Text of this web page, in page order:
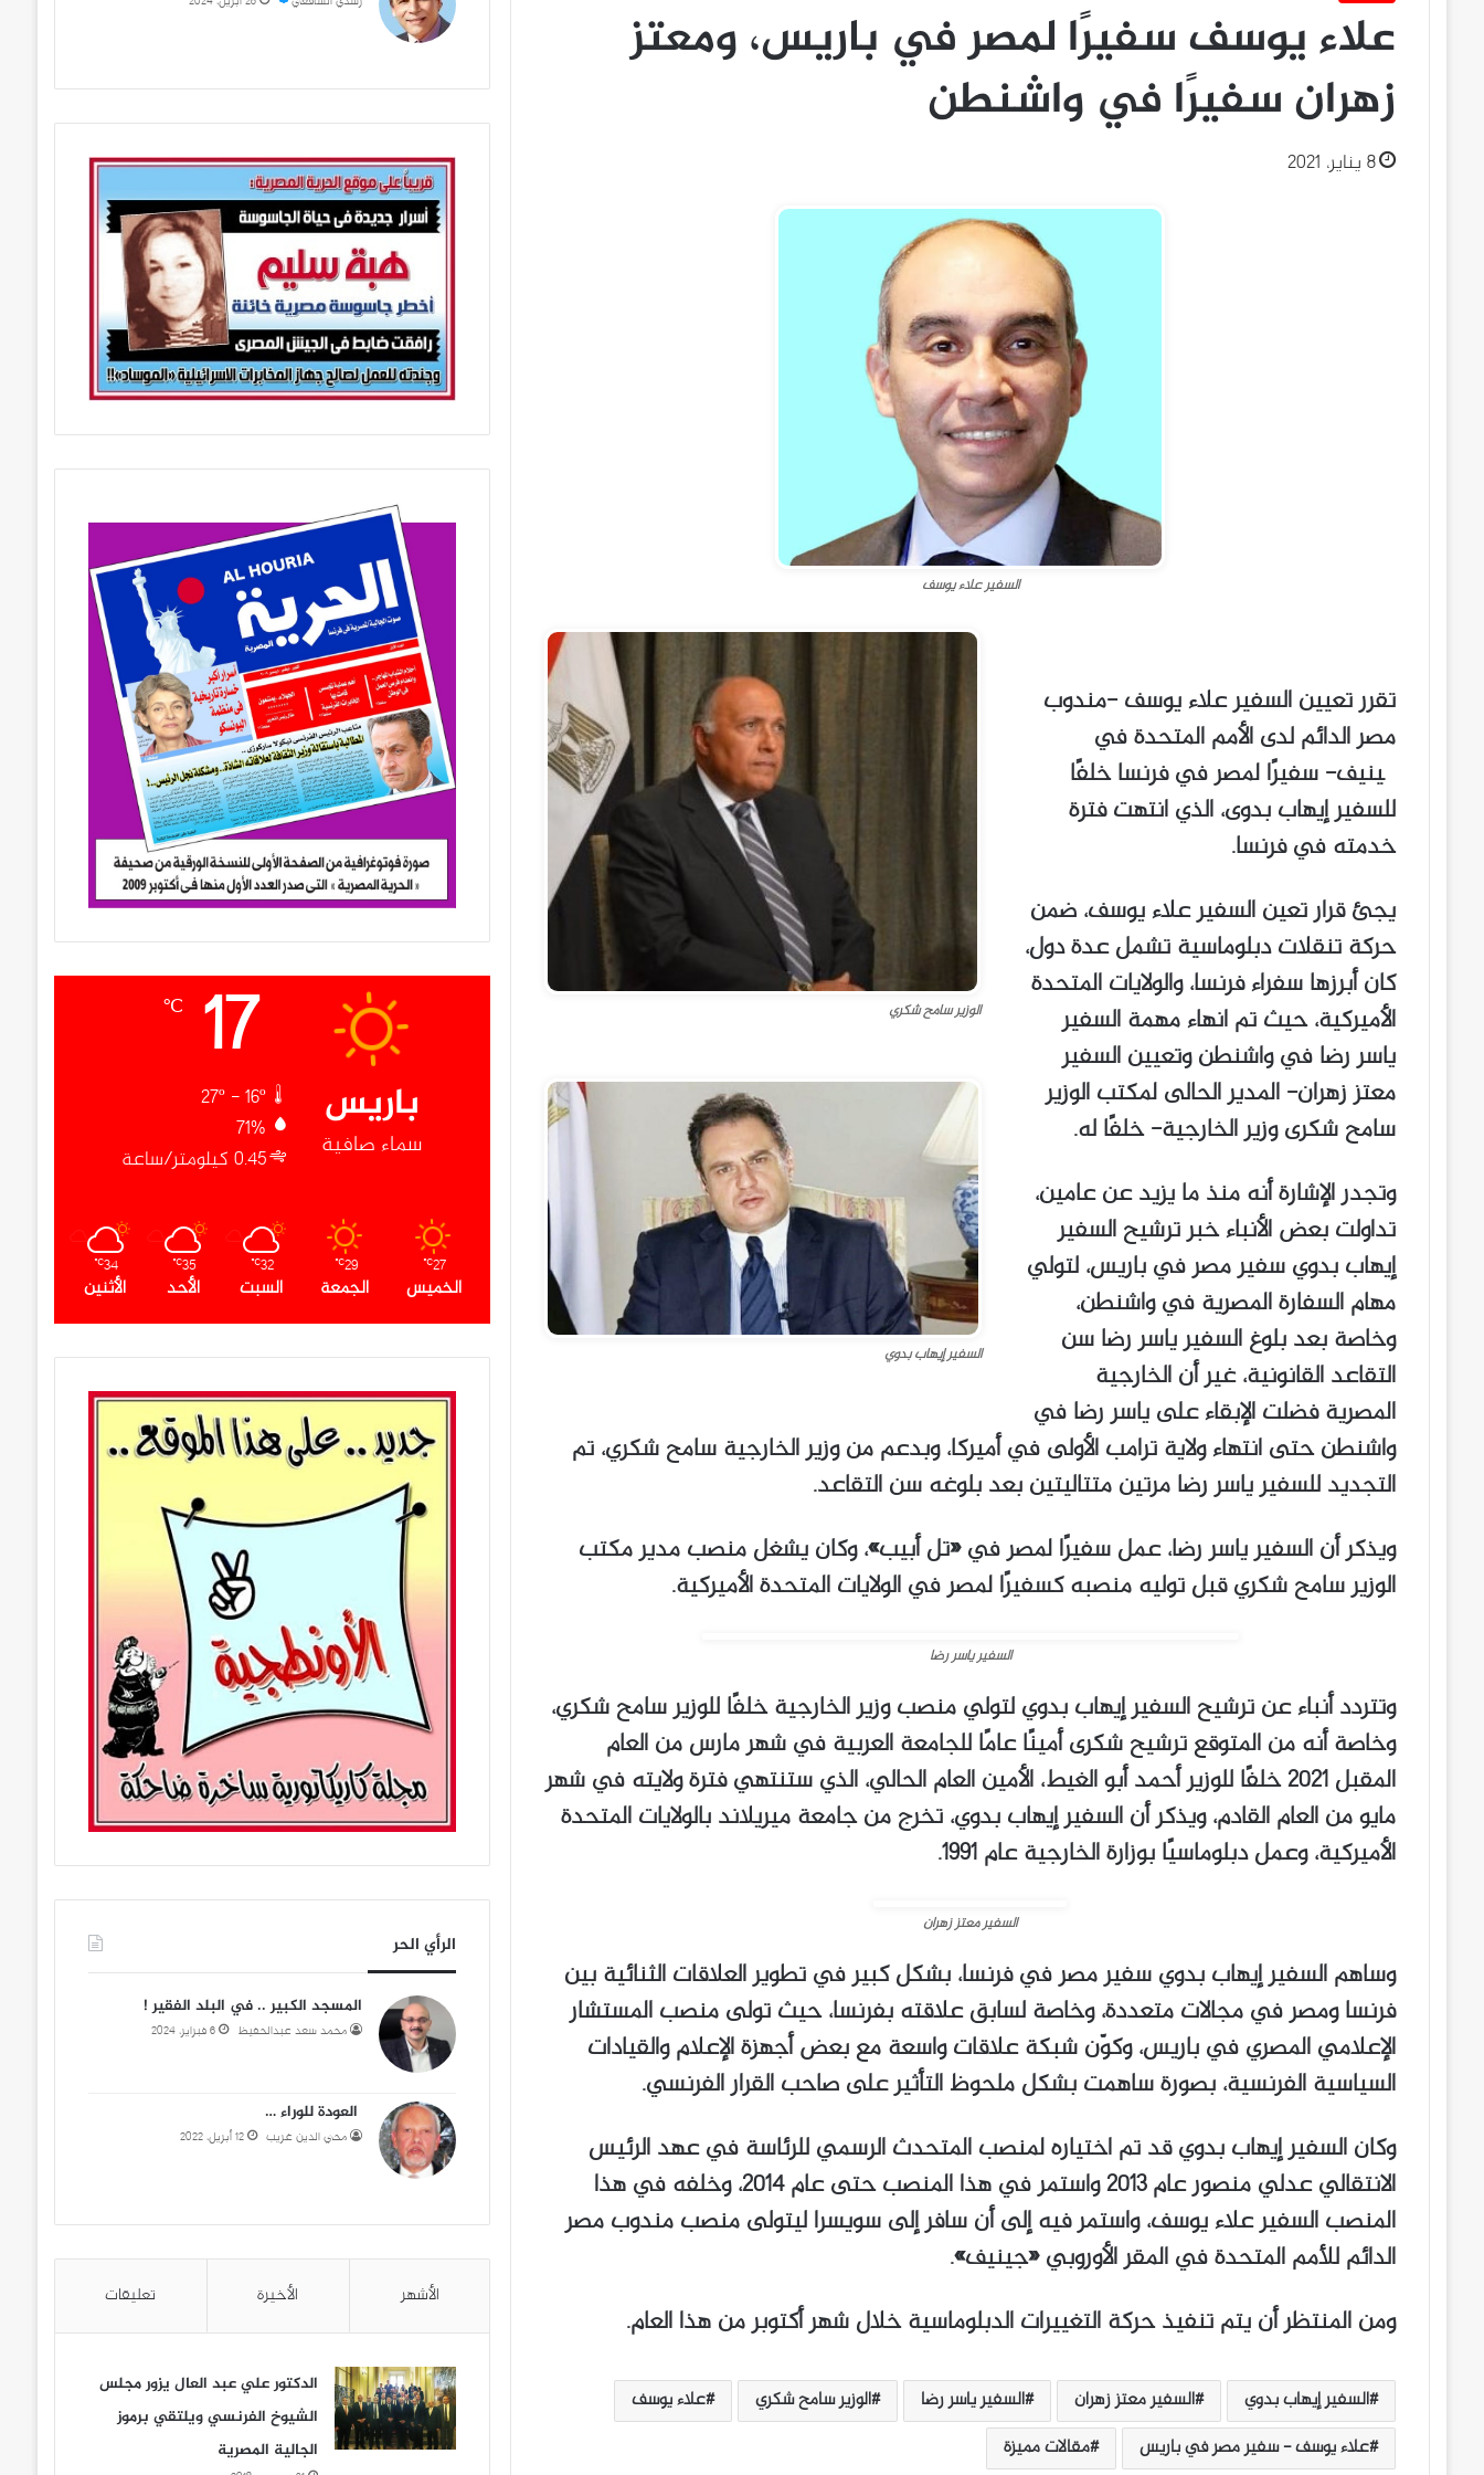
علاء يوسف سفيرًا لمصر في باريس، ومعتز
زهران سفيرًا في واشنطن
8 يناير، 2021
السفير علاء يوسف
الوزير سامح شكري
السفير إيهاب بدوي
تقرر تعيين السفير علاء يوسف -مندوب
مصر الدائم لدى الأمم المتحدة في
چينيف- سفيرًا لمصر في فرنسا خلفًا
للسفير إيهاب بدوى، الذي انتهت فترة
خدمته في فرنسا.
يجئ قرار تعين السفير علاء يوسف، ضمن
حركة تنقلات دبلوماسية تشمل عدة دول،
كان أبرزها سفراء فرنسا، والولايات المتحدة
الأميركية، حيث تم انهاء مهمة السفير
ياسر رضا في واشنطن وتعيين السفير
معتز زهران- المدير الحالى لمكتب الوزير
سامح شكرى وزير الخارجية- خلفًا له.
وتجدر الإشارة أنه منذ ما يزيد عن عامين،
تداولت بعض الأنباء خبر ترشيح السفير
إيهاب بدوي سفير مصر في باريس، لتولي
مهام السفارة المصرية في واشنطن،
وخاصة بعد بلوغ السفير ياسر رضا سن
التقاعد القانونية، غير أن الخارجية
المصرية فضلت الإبقاء على ياسر رضا في
واشنطن حتى انتهاء ولاية ترامب الأولى في أميركا، وبدعم من وزير الخارجية سامح شكري، تم
التجديد للسفير ياسر رضا مرتين متتاليتين بعد بلوغه سن التقاعد.
ويذكر أن السفير ياسر رضا، عمل سفيرًا لمصر في «تل أبيب»، وكان يشغل منصب مدير مكتب
الوزير سامح شكري قبل توليه منصبه كسفيرًا لمصر في الولايات المتحدة الأميركية.
السفير ياسر رضا
وتتردد أنباء عن ترشيح السفير إيهاب بدوي لتولي منصب وزير الخارجية خلفًا للوزير سامح شكري،
وخاصة أنه من المتوقع ترشيح شكرى أمينًا عامًا للجامعة العربية في شهر مارس من العام
المقبل ٢٠٢١ خلفًا للوزير أحمد أبو الغيط، الأمين العام الحالي، الذي ستنتهي فترة ولايته في شهر
مايو من العام القادم، ويذكر أن السفير إيهاب بدوي، تخرج من جامعة ميريلاند بالولايات المتحدة
الأميركية، وعمل دبلوماسيًا بوزارة الخارجية عام ١٩٩١.
السفير معتز زهران
وساهم السفير إيهاب بدوي سفير مصر في فرنسا، بشكل كبير في تطوير العلاقات الثنائية بين
فرنسا ومصر في مجالات متعددة، وخاصة لسابق علاقته بفرنسا، حيث تولى منصب المستشار
الإعلامي المصري في باريس، وكوّن شبكة علاقات واسعة مع بعض أجهزة الإعلام والقيادات
السياسية الفرنسية، بصورة ساهمت بشكل ملحوظ التأثير على صاحب القرار الفرنسي.
وكان السفير إيهاب بدوي قد تم اختياره لمنصب المتحدث الرسمي للرئاسة في عهد الرئيس
الانتقالي عدلي منصور عام ٢٠١٣ واستمر في هذا المنصب حتى عام ٢٠١٤، وخلفه في هذا
المنصب السفير علاء يوسف، واستمر فيه إلى أن سافر إلى سويسرا ليتولى منصب مندوب مصر
الدائم للأمم المتحدة في المقر الأوروبي «جينيف».
ومن المنتظر أن يتم تنفيذ حركة التغييرات الدبلوماسية خلال شهر أكتوبر من هذا العام.
السفير إيهاب بدوي السفير معتز زهران السفير ياسر رضا الوزير سامح شكري
علاء يوسف
علاء يوسف - سفير مصر في باريس
مقالات مميزة
باريس
سماء صافية
17
℃
71%
0.45 كيلومتر/ساعة
27
℃
الخميس
29
℃
الجمعة
32
℃
السبت
35
℃
الأحد
34
℃
الأثنين
الرأي الحر
المسجد الكبير .. في البلد الفقير !
محمد سعد عبدالحفيظ 6 فبراير، 2024
العودة للوراء …
محي الدين غريب 12 أبريل، 2022
الأشهر الأخيرة تعليقات
الدكتور علي عبد العال يزور مجلس
الشيوخ الفرنسي ويلتقي برموز
الجالية المصرية